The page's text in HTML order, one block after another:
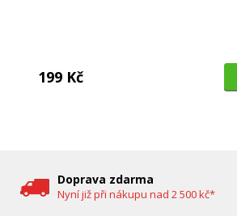
199 Kč
Doprava zdarma
Nyní již při nákupu nad 2 500 kč*